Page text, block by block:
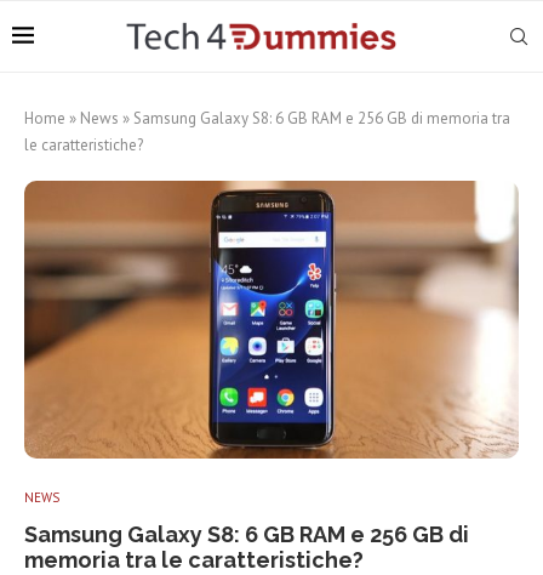
Home » News » Samsung Galaxy S8: 6 GB RAM e 256 GB di memoria tra
le caratteristiche?
NEWS
Samsung Galaxy S8: 6 GB RAM e 256 GB di
memoria tra le caratteristiche?